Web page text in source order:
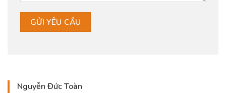
Nguyễn Đức Toàn